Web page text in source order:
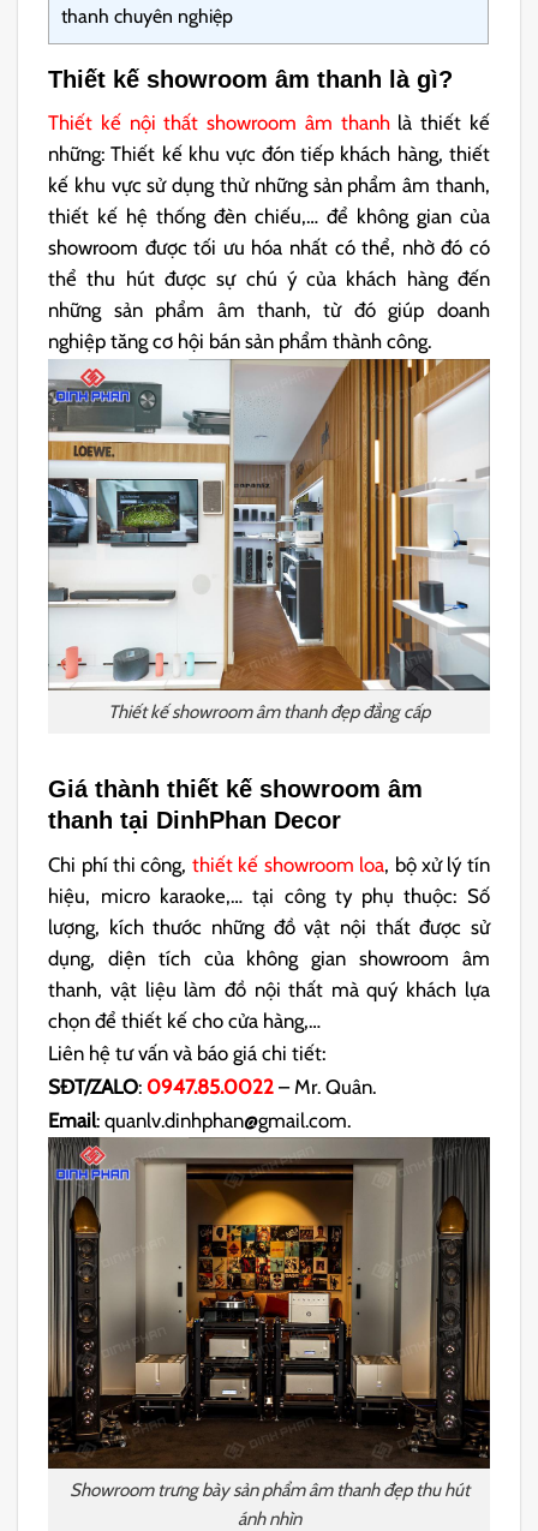
thanh chuyên nghiệp
Thiết kế showroom âm thanh là gì?
Thiết kế nội thất showroom âm thanhlà thiết kế
những: Thiết kế khu vực đón tiếp khách hàng, thiết
kế khu vực sử dụng thử những sản phẩm âm thanh,
thiết kế hệ thống đèn chiếu,… để không gian của
showroom được tối ưu hóa nhất có thể, nhờ đó có
thể thu hút được sự chú ý của khách hàng đến
những sản phẩm âm thanh, từ đó giúp doanh
nghiệp tăng cơ hội bán sản phẩm thành công.
Thiết kế showroom âm thanh đẹp đẳng cấp
Giá thành thiết kế showroom âm
thanh tại DinhPhan Decor
Chi phí thi công, thiết kế showroom loa, bộ xử lý tín
hiệu, micro karaoke,… tại công ty phụ thuộc: Số
lượng, kích thước những đồ vật nội thất được sử
dụng, diện tích của không gian showroom âm
thanh, vật liệu làm đồ nội thất mà quý khách lựa
chọn để thiết kế cho cửa hàng,…
Liên hệ tư vấn và báo giá chi tiết:
SĐT/ZALO: 0947.85.0022 – Mr. Quân.
Email: quanlv.dinhphan@gmail.com.
Showroom trưng bày sản phẩm âm thanh đẹp thu hút
ánh nhìn